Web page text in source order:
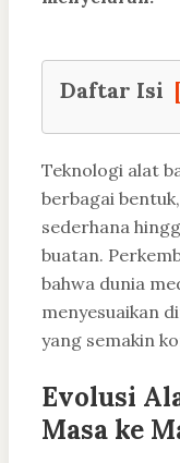
Daftar Isi
Teknologi alat
berbagai
sederhana
buatan.
bahwa dunia
menyesuaikan
yang semakin
Evolusi
Masa ke